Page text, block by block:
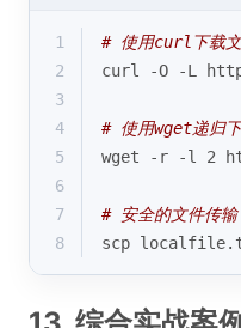
1
# 使用curl下载文
2
curl -O -L
3
4
# 使用wget递归
5
wget -r -l 2
6
7
# 安全的文件传输
8
scp